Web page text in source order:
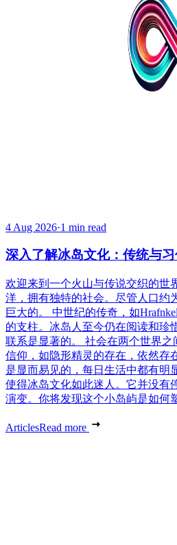
4 Aug 2026·1 min read
深入了解冰岛文化：传统与
欢迎来到一个火山与传说交织的世
洋，拥有独特的社会。尽管人口约
巨大的。 中世纪的传奇，如
的支柱。冰岛人至今仍在阅读和珍
联系是显著的。 社会在两个世界
信仰，如隐形精灵的存在，依然存
是显而易见的，每日生活中都有明
使得冰岛文化如此迷人。它并没有
演变。你将发现这个小岛屿是如何
ArticlesRead more